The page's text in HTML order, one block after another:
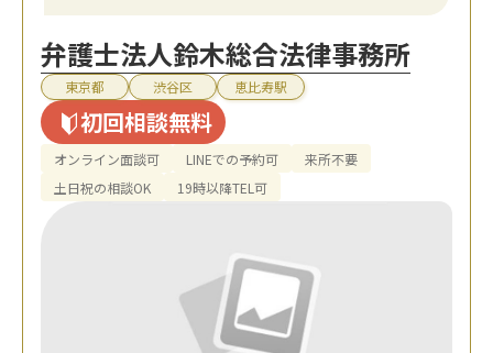
弁護士法人鈴木総合法律事務所
東京都 渋谷区 恵比寿駅
初回相談無料
オンライン面談可 LINEでの予約可
来所不要
土日祝の相談OK
19時以降TEL可